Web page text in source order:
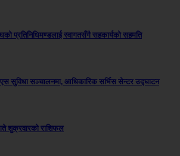
प्रतिनिधिमण्डलाई स्वागतसँगै सहकार्यको सहमति
सुविधा सञ्चालनमा, आधिकारिक सर्भिस सेन्टर उद्घाटन
शुक्रवारको राशिफल